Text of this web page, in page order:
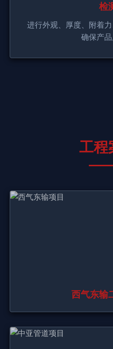
检
进行外观、厚度、附着
确保产品
工程
西气东输